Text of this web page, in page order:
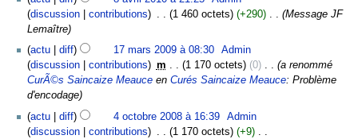
avril
2010
discussion
contributions 1 460 octets +290 ‎
Message JF
Lemaître
17
mars
2009
actu diff 17 mars 2009 à 08:30
Admin
discussion
contributions m 1 170 octets 0 ‎
a renommé
CurÃ©s Saincaize Meauce en Curés Saincaize Meauce: Problème
d'encodage
octobre
actu diff 4 octobre 2008 à 16:39
Admin
discussion
contributions 1 170 octets +9 ‎